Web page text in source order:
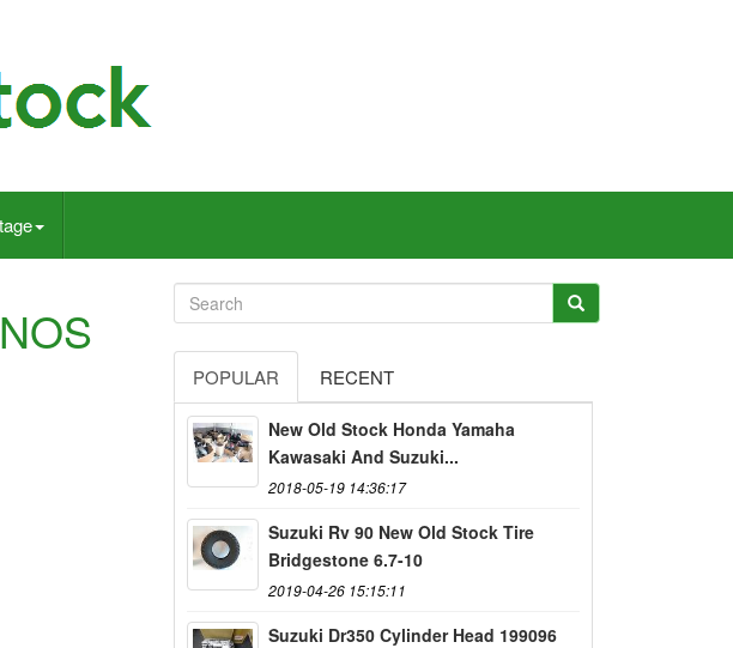
POPULAR RECENT
New Old Stock Honda Yamaha
Kawasaki And Suzuki...
2018-05-19 14:36:17
Suzuki Rv 90 New Old Stock Tire
Bridgestone 6.7-10
2019-04-26 15:15:11
Suzuki Dr350 Cylinder Head 199096